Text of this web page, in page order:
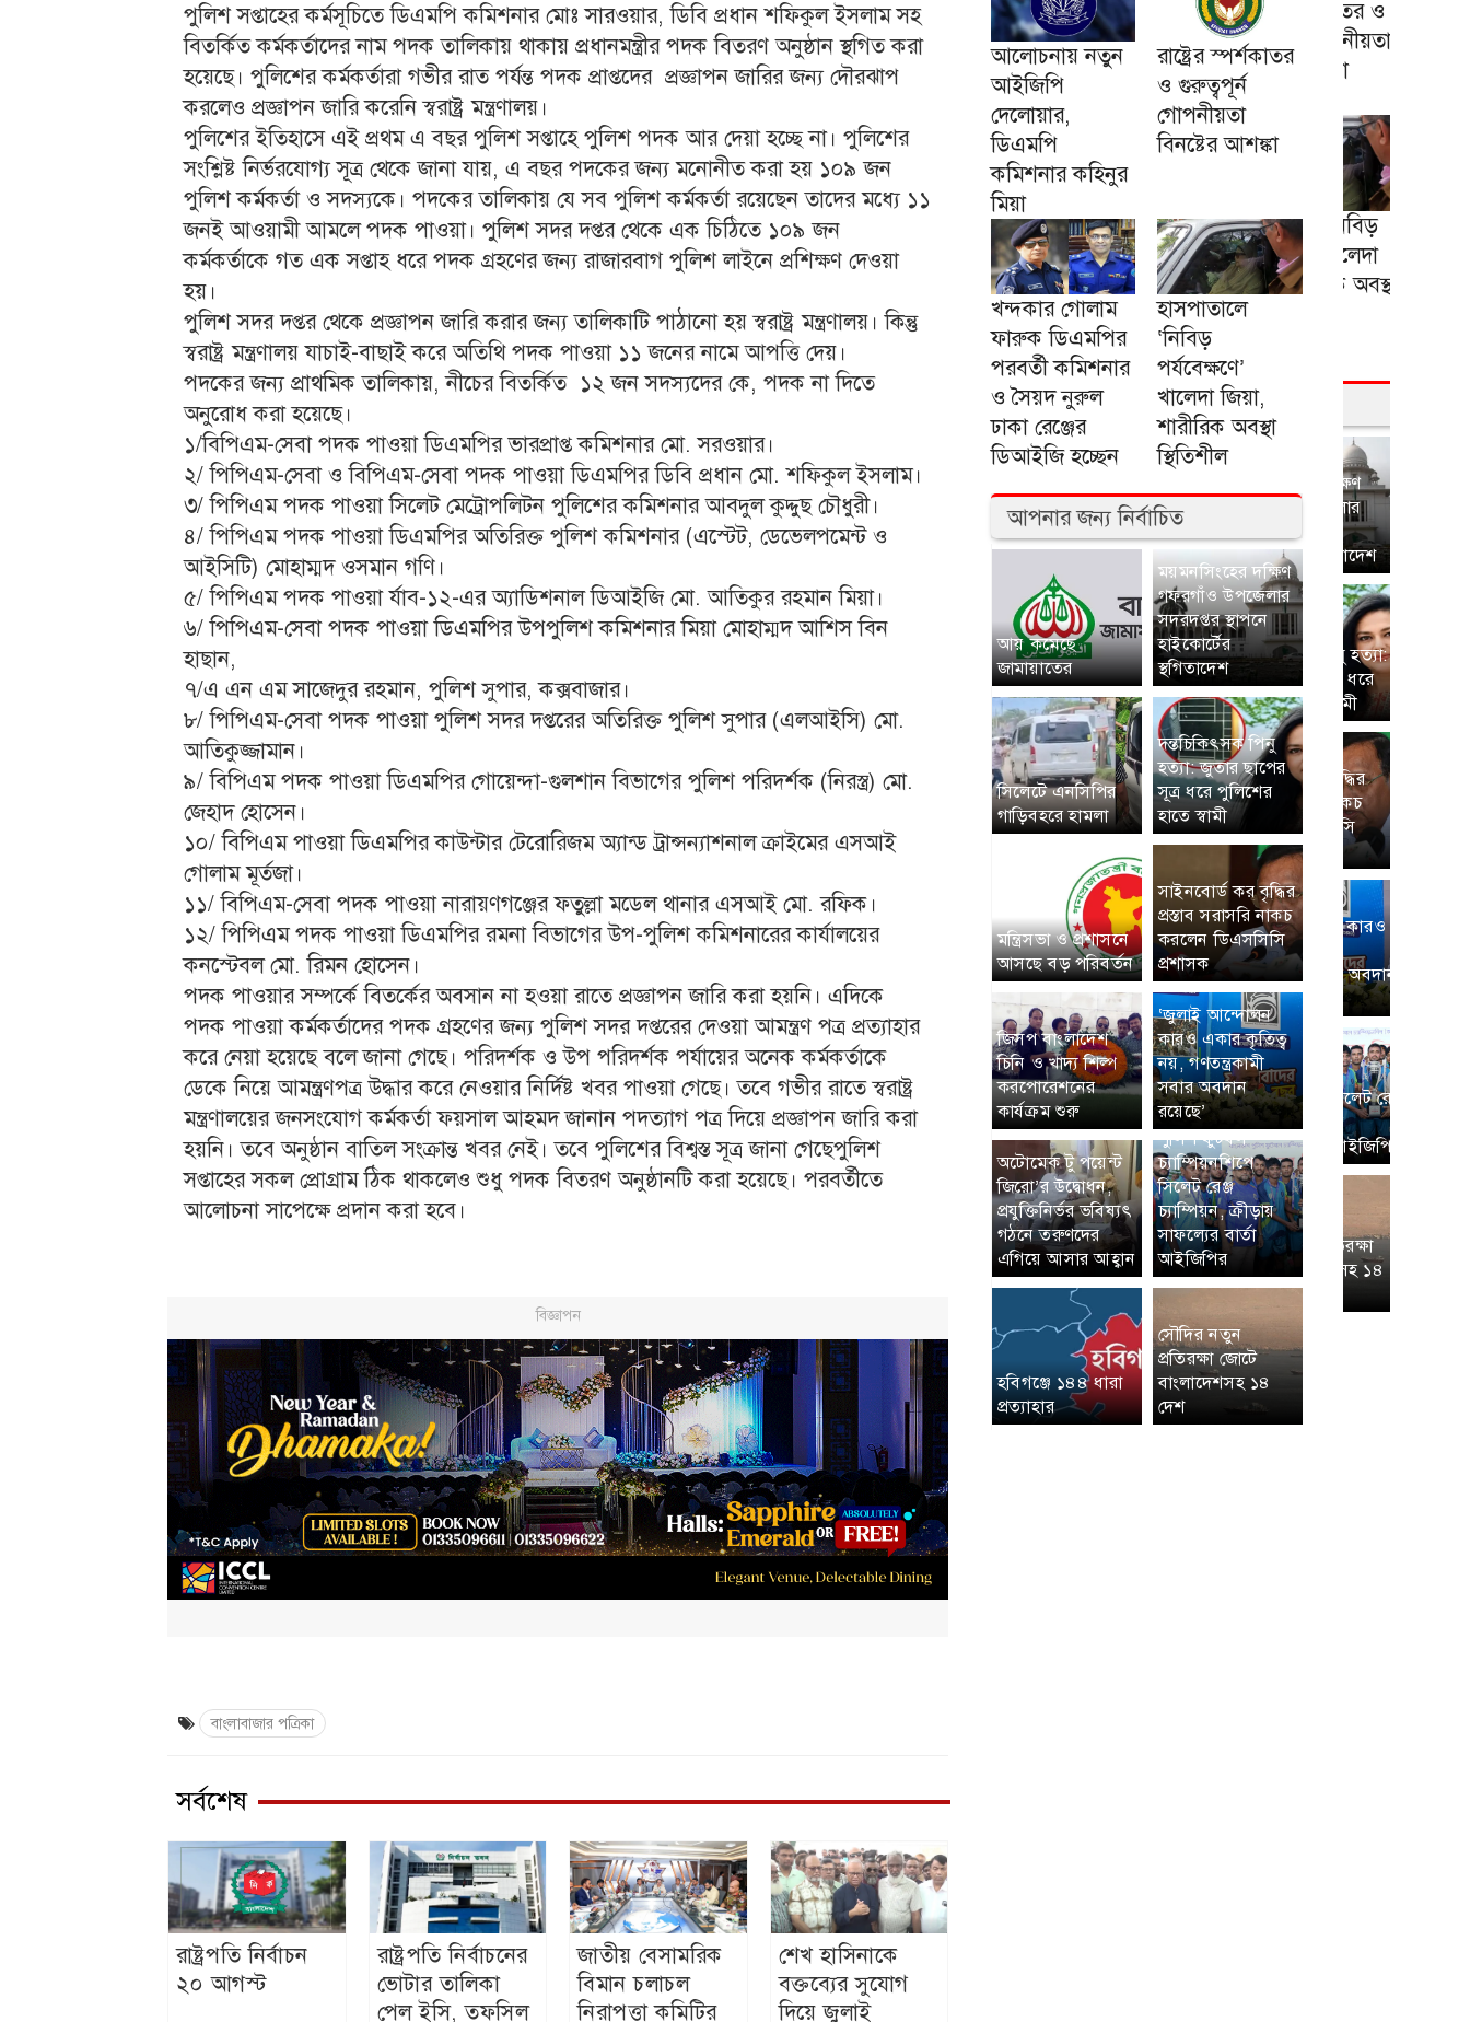
পুলিশ সপ্তাহের কর্মসূচিতে ডিএমপি কমিশনার মোঃ সারওয়ার, ডিবি প্রধান শফিকুল ইসলাম সহ
বিতর্কিত কর্মকর্তাদের নাম পদক তালিকায় থাকায় প্রধানমন্ত্রীর পদক বিতরণ অনুষ্ঠান স্থগিত করা
হয়েছে। পুলিশের কর্মকর্তারা গভীর রাত পর্যন্ত পদক প্রাপ্তদের প্রজ্ঞাপন জারির জন্য দৌরঝাপ
করলেও প্রজ্ঞাপন জারি করেনি স্বরাষ্ট্র মন্ত্রণালয়।
পুলিশের ইতিহাসে এই প্রথম এ বছর পুলিশ সপ্তাহে পুলিশ পদক আর দেয়া হচ্ছে না। পুলিশের
সংশ্লিষ্ট নির্ভরযোগ্য সূত্র থেকে জানা যায়, এ বছর পদকের জন্য মনোনীত করা হয় ১০৯ জন
পুলিশ কর্মকর্তা ও সদস্যকে। পদকের তালিকায় যে সব পুলিশ কর্মকর্তা রয়েছেন তাদের মধ্যে ১১
জনই আওয়ামী আমলে পদক পাওয়া। পুলিশ সদর দপ্তর থেকে এক চিঠিতে ১০৯ জন
কর্মকর্তাকে গত এক সপ্তাহ ধরে পদক গ্রহণের জন্য রাজারবাগ পুলিশ লাইনে প্রশিক্ষণ দেওয়া
হয়।
পুলিশ সদর দপ্তর থেকে প্রজ্ঞাপন জারি করার জন্য তালিকাটি পাঠানো হয় স্বরাষ্ট্র মন্ত্রণালয়। কিন্তু
স্বরাষ্ট্র মন্ত্রণালয় যাচাই-বাছাই করে অতিথি পদক পাওয়া ১১ জনের নামে আপত্তি দেয়।
পদকের জন্য প্রাথমিক তালিকায়, নীচের বিতর্কিত ১২ জন সদস্যদের কে, পদক না দিতে
অনুরোধ করা হয়েছে।
১/বিপিএম-সেবা পদক পাওয়া ডিএমপির ভারপ্রাপ্ত কমিশনার মো. সরওয়ার।
২/ পিপিএম-সেবা ও বিপিএম-সেবা পদক পাওয়া ডিএমপির ডিবি প্রধান মো. শফিকুল ইসলাম।
৩/ পিপিএম পদক পাওয়া সিলেট মেট্রোপলিটন পুলিশের কমিশনার আবদুল কুদ্দুছ চৌধুরী।
৪/ পিপিএম পদক পাওয়া ডিএমপির অতিরিক্ত পুলিশ কমিশনার (এস্টেট, ডেভেলপমেন্ট ও
আইসিটি) মোহাম্মদ ওসমান গণি।
৫/ পিপিএম পদক পাওয়া র্যাব-১২-এর অ্যাডিশনাল ডিআইজি মো. আতিকুর রহমান মিয়া।
৬/ পিপিএম-সেবা পদক পাওয়া ডিএমপির উপপুলিশ কমিশনার মিয়া মোহাম্মদ আশিস বিন
হাছান,
৭/এ এন এম সাজেদুর রহমান, পুলিশ সুপার, কক্সবাজার।
৮/ পিপিএম-সেবা পদক পাওয়া পুলিশ সদর দপ্তরের অতিরিক্ত পুলিশ সুপার (এলআইসি) মো.
আতিকুজ্জামান।
৯/ বিপিএম পদক পাওয়া ডিএমপির গোয়েন্দা-গুলশান বিভাগের পুলিশ পরিদর্শক (নিরস্ত্র) মো.
জেহাদ হোসেন।
১০/ বিপিএম পাওয়া ডিএমপির কাউন্টার টেরোরিজম অ্যান্ড ট্রান্সন্যাশনাল ক্রাইমের এসআই
গোলাম মূর্তজা।
১১/ বিপিএম-সেবা পদক পাওয়া নারায়ণগঞ্জের ফতুল্লা মডেল থানার এসআই মো. রফিক।
১২/ পিপিএম পদক পাওয়া ডিএমপির রমনা বিভাগের উপ-পুলিশ কমিশনারের কার্যালয়ের
কনস্টেবল মো. রিমন হোসেন।
পদক পাওয়ার সম্পর্কে বিতর্কের অবসান না হওয়া রাতে প্রজ্ঞাপন জারি করা হয়নি। এদিকে
পদক পাওয়া কর্মকর্তাদের পদক গ্রহণের জন্য পুলিশ সদর দপ্তরের দেওয়া আমন্ত্রণ পত্র প্রত্যাহার
করে নেয়া হয়েছে বলে জানা গেছে। পরিদর্শক ও উপ পরিদর্শক পর্যায়ের অনেক কর্মকর্তাকে
ডেকে নিয়ে আমন্ত্রণপত্র উদ্ধার করে নেওয়ার নির্দিষ্ট খবর পাওয়া গেছে। তবে গভীর রাতে স্বরাষ্ট্র
মন্ত্রণালয়ের জনসংযোগ কর্মকর্তা ফয়সাল আহমদ জানান পদত্যাগ পত্র দিয়ে প্রজ্ঞাপন জারি করা
হয়নি। তবে অনুষ্ঠান বাতিল সংক্রান্ত খবর নেই। তবে পুলিশের বিশ্বস্ত সূত্র জানা গেছেপুলিশ
সপ্তাহের সকল প্রোগ্রাম ঠিক থাকলেও শুধু পদক বিতরণ অনুষ্ঠানটি করা হয়েছে। পরবর্তীতে
আলোচনা সাপেক্ষে প্রদান করা হবে।
বাংলাবাজার পত্রিকা
সর্বশেষ
রাষ্ট্রপতি নির্বাচন
২০ আগস্ট
রাষ্ট্রপতি নির্বাচনের
ভোটার তালিকা
পেল ইসি, তফসিল
জাতীয় বেসামরিক
বিমান চলাচল
নিরাপত্তা কমিটির
শেখ হাসিনাকে
বক্তব্যের সুযোগ
দিয়ে জুলাই
আলোচনায় নতুন
আইজিপি
দেলোয়ার,
ডিএমপি
কমিশনার কহিনুর
মিয়া
রাষ্ট্রের স্পর্শকাতর
ও গুরুত্বপূর্ন
গোপনীয়তা
বিনষ্টের আশঙ্কা
খন্দকার গোলাম
ফারুক ডিএমপির
পরবর্তী কমিশনার
ও সৈয়দ নুরুল
ঢাকা রেঞ্জের
ডিআইজি হচ্ছেন
হাসপাতালে
‘নিবিড়
পর্যবেক্ষণে’
খালেদা জিয়া,
শারীরিক অবস্থা
স্থিতিশীল
আপনার জন্য নির্বাচিত
আয় কমেছে
জামায়াতের
ময়মনসিংহের দক্ষিণ
গফরগাঁও উপজেলার
সদরদপ্তর স্থাপনে
হাইকোর্টের
স্থগিতাদেশ
সিলেটে এনসিপির
গাড়িবহরে হামলা
দন্তচিকিৎসক পিনু
হত্যা: জুতার ছাপের
সূত্র ধরে পুলিশের
হাতে স্বামী
মন্ত্রিসভা ও প্রশাসনে
আসছে বড় পরিবর্তন
সাইনবোর্ড কর বৃদ্ধির
প্রস্তাব সরাসরি নাকচ
করলেন ডিএসসিসি
প্রশাসক
জিসপ বাংলাদেশ
চিনি ও খাদ্য শিল্প
করপোরেশনের
কার্যক্রম শুরু
‘জুলাই আন্দোলন
কারও একার কৃতিত্ব
নয়, গণতন্ত্রকামী
সবার অবদান
রয়েছে’
অটোমেক টু পয়েন্ট
জিরো’র উদ্বোধন,
প্রযুক্তিনির্ভর ভবিষ্যৎ
গঠনে তরুণদের
এগিয়ে আসার আহ্বান
পুলিশ ফুটবল
চ্যাম্পিয়নশিপে
সিলেট রেঞ্জ
চ্যাম্পিয়ন, ক্রীড়ায়
সাফল্যের বার্তা
আইজিপির
হবিগঞ্জে ১৪৪ ধারা
প্রত্যাহার
সৌদির নতুন
প্রতিরক্ষা জোটে
বাংলাদেশসহ ১৪
দেশ